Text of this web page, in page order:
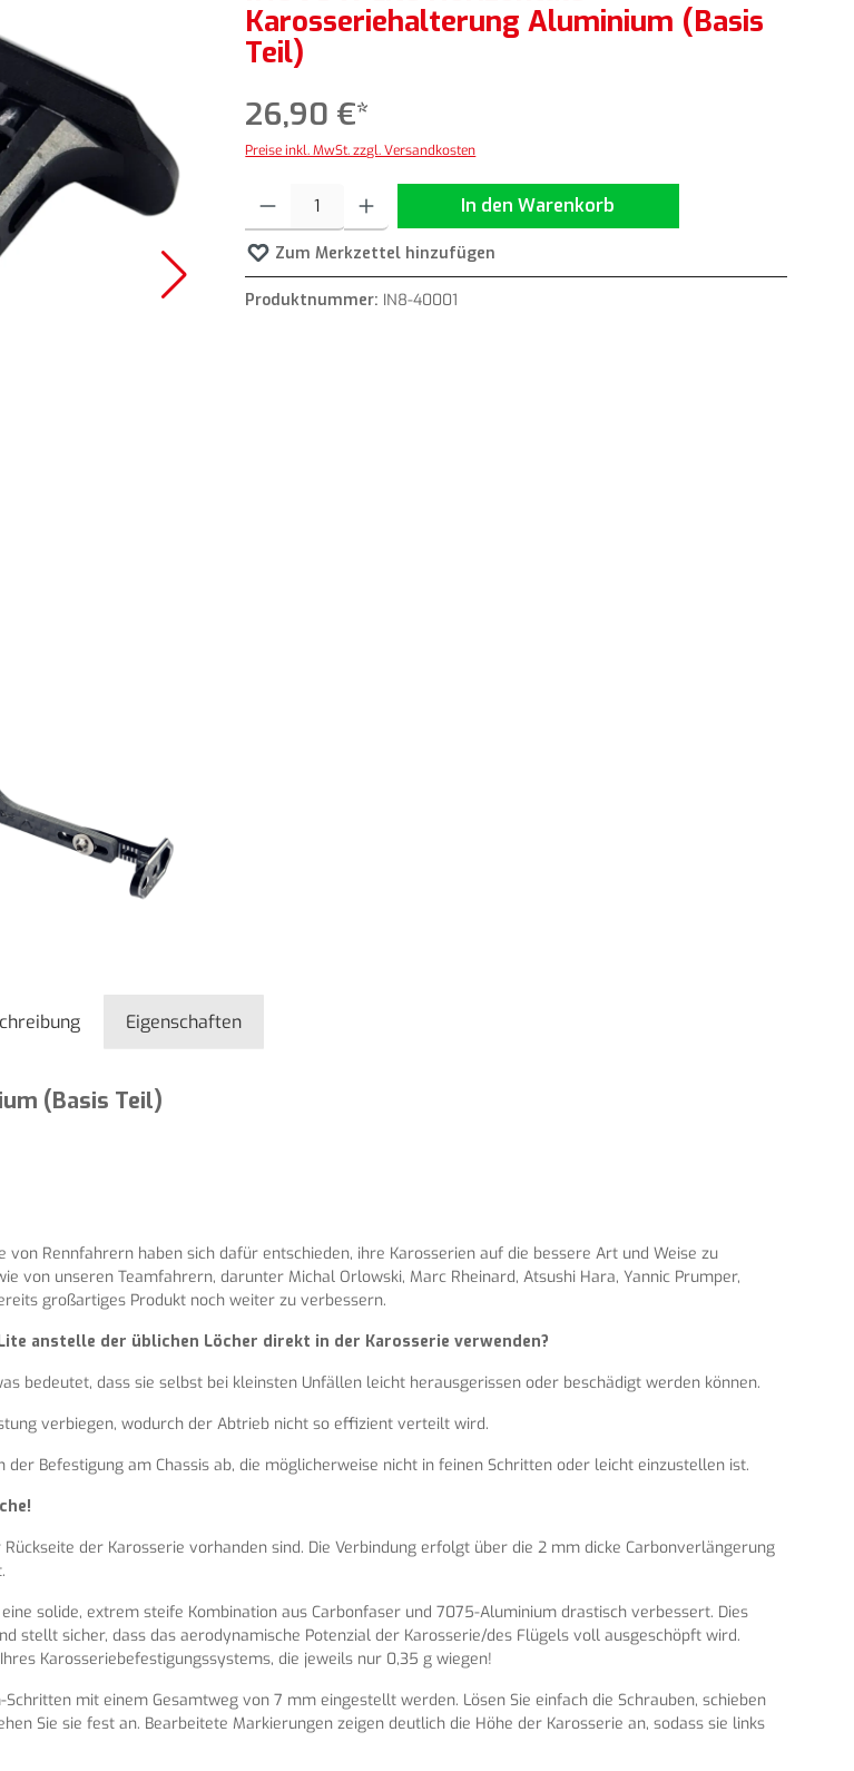
Karosseriehalterung Aluminium (Basis
Teil)
26,90 €*
Preise inkl. MwSt. zzgl. Versandkosten
In den Warenkorb
Zum Merkzettel hinzufügen
Produktnummer: IN8-40001
Eigenschaften
(Basis Teil)
Rennfahrern haben sich dafür entschieden, ihre Karosserien auf die bessere Art und Weise zu
von unseren Teamfahrern, darunter Michal Orlowski, Marc Rheinard, Atsushi Hara, Yannic Prumper,
großartiges Produkt noch weiter zu verbessern.
anstelle der üblichen Löcher direkt in der Karosserie verwenden?
bedeutet, dass sie selbst bei kleinsten Unfällen leicht herausgerissen oder beschädigt werden können.
verbiegen, wodurch der Abtrieb nicht so effizient verteilt wird.
Befestigung am Chassis ab, die möglicherweise nicht in feinen Schritten oder leicht einzustellen ist.
der Karosserie vorhanden sind. Die Verbindung erfolgt über die 2 mm dicke Carbonverlängerung
solide, extrem steife Kombination aus Carbonfaser und 7075-Aluminium drastisch verbessert. Dies
stellt sicher, dass das aerodynamische Potenzial der Karosserie/des Flügels voll ausgeschöpft wird.
Karosseriebefestigungssystems, die jeweils nur 0,35 g wiegen!
mit einem Gesamtweg von 7 mm eingestellt werden. Lösen Sie einfach die Schrauben, schieben
Sie sie fest an. Bearbeitete Markierungen zeigen deutlich die Höhe der Karosserie an, sodass sie links